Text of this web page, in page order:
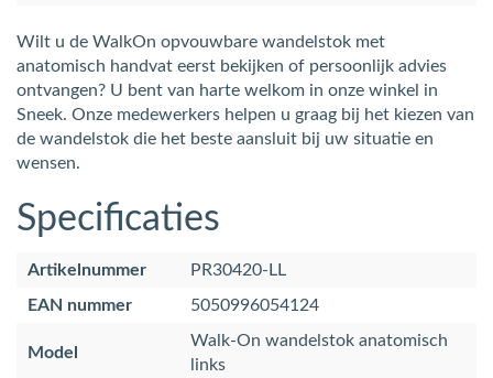
Wilt u de WalkOn opvouwbare wandelstok met
anatomisch handvat eerst bekijken of persoonlijk advies
ontvangen? U bent van harte welkom in onze winkel in
Sneek. Onze medewerkers helpen u graag bij het kiezen van
de wandelstok die het beste aansluit bij uw situatie en
wensen.
Specificaties
Artikelnummer
PR30420-LL
EAN nummer
5050996054124
Model
Walk-On wandelstok anatomisch
links